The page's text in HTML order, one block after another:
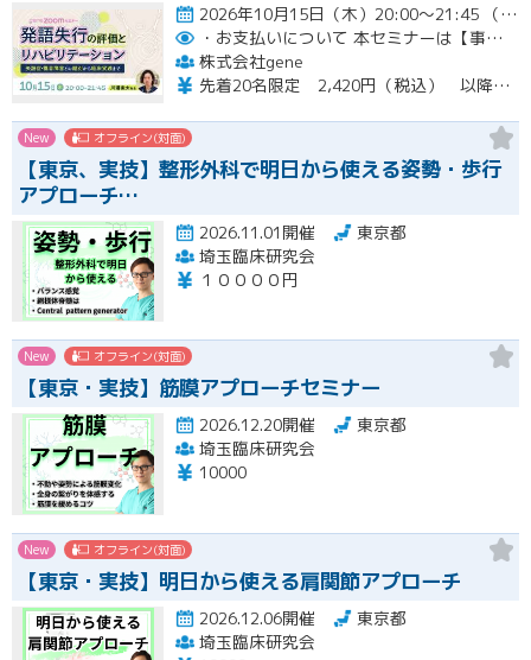
2026年10月15日（木）20:00～21:45 （受付開始時間 19:45）開催
・お支払いについて 本セミナーは【事前支払い（クレジットカード・銀行振込）】です。
株式会社gene
先着20名限定 2,420円（税込） 以降3,000円（税込） ※お支払い方法：クレジットカード・銀行振込 【キャンセルについて】 決済後はいかなる理由でも返金はいたしませんのでご了承ください。 受講料をお支払いいただいた方には、後日アーカイブの視聴URLをお送りいたします。
New オフライン(対面)
【東京、実技】整形外科で明日から使える姿勢・歩行
アプローチ…
2026.11.01開催
東京都
埼玉臨床研究会
１００００円
New オフライン(対面)
【東京・実技】筋膜アプローチセミナー
2026.12.20開催
東京都
埼玉臨床研究会
10000
New オフライン(対面)
【東京・実技】明日から使える肩関節アプローチ
2026.12.06開催
東京都
埼玉臨床研究会